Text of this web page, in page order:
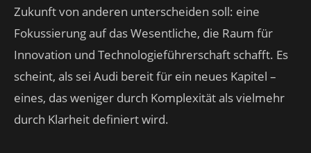
Zukunft von anderen unterscheiden soll: eine
Fokussierung auf das Wesentliche, die Raum für
Innovation und Technologieführerschaft schafft. Es
scheint, als sei Audi bereit für ein neues Kapitel –
eines, das weniger durch Komplexität als vielmehr
durch Klarheit definiert wird.